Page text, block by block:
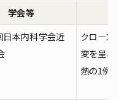
学会等
本内科学会近
クローン
変を呈し
熱の1例